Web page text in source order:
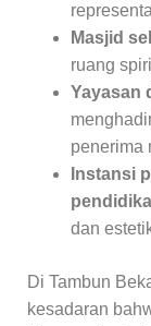
Masjid
ruang
Yayasan
penerima
Instansi
dan
Di Tambun
kesadaran